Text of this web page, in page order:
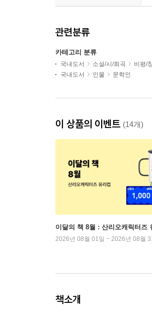
관련분류
카테고리 분류
국내도서 소설/시/희곡 비평/
국내도서
인물 문학인
이 상품의 이벤트 (14개)
이달의 책 8월 : 산리오캐릭터즈
2026년 08월 01일 ~ 2026년 08월
책소개